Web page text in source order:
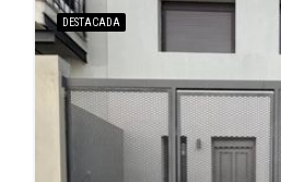
DESTACADA